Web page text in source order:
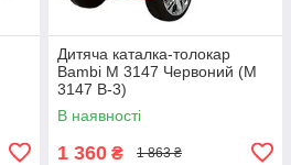
Дитяча каталка-толокар
Bambi M 3147 Червоний (M
3147 B-3)
В наявності
1 360 ₴ 1 863 ₴